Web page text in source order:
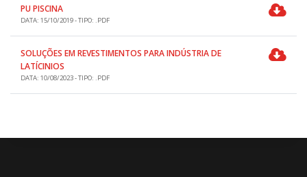
PU PISCINA
DATA: 15/10/2019 - TIPO: .PDF
SOLUÇÕES EM REVESTIMENTOS PARA INDÚSTRIA DE
LATÍCINIOS
DATA: 10/08/2023 - TIPO: .PDF